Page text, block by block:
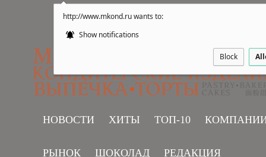
http://www.mkond.ru wants to:
Show notifications
Block
НОВОСТИ ХИТЫ ТОП-10
РЫНОК ШОКОЛАД РЕДАКЦИЯ